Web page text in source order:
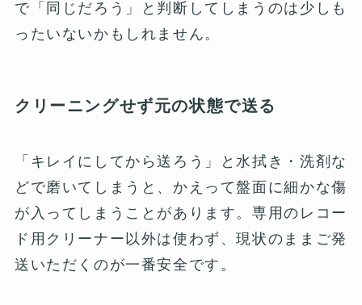
で「同じだろう」と判断してしまうのは少しも
ったいないかもしれません。
クリーニングせず元の状態で送る
「キレイにしてから送ろう」と水拭き・洗剤な
どで磨いてしまうと、かえって盤面に細かな傷
が入ってしまうことがあります。専用のレコー
ド用クリーナー以外は使わず、現状のままご発
送いただくのが一番安全です。